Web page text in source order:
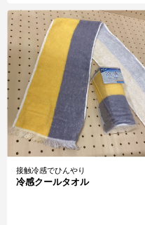
接触冷感でひんやり
冷感クールタオル